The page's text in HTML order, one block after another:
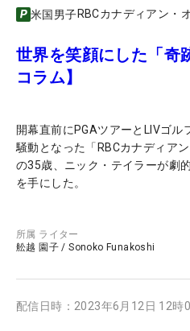
米国男子RBCカナディアン・
世界を笑顔にした「奇
コラム】
開幕直前にPGAツアーとLIVゴ
騒動となった「RBCカナディア
の35歳、ニック・テイラーが劇
を手にした。
所属 ライター
舩越 園子 /Sonoko Funakoshi
配信日時： 2023年6月12日 12時